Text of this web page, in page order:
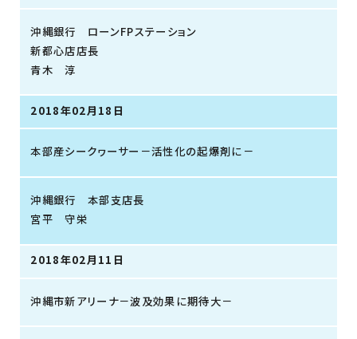
沖縄銀行 ローンFPステーション
新都心店店長
青木 淳
2018年02月18日
本部産シークヮーサー－活性化の起爆剤に－
沖縄銀行 本部支店長
宮平 守栄
2018年02月11日
沖縄市新アリーナ－波及効果に期待大－